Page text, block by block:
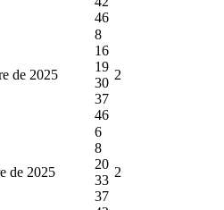
46
de 2025
8
16
19
30
37
46
2
de 2025
6
8
20
33
37
2